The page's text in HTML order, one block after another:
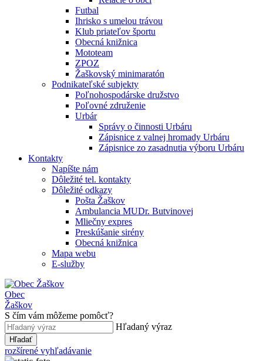
Futbal
Ihrisko s umelou trávou
Klub priateľov športu
Obecná knižnica
Mototeam
ZPOZ
Žaškovský minimaratón
Podnikateľské subjekty
Poľnohospodárske družstvo
Poľovné združenie
Urbár
Správy o činnosti Urbáru
Zápisnice z valnej hromady Urbáru
Zápisnice zo zasadnutia výboru Urbáru
Kontakty
Napíšte nám
Dôležité tel. kontakty
Dôležité odkazy
Pošta Žaškov
Ambulancia MUDr. Butvinovej
Mliečny expres
Preskúšanie sirény
Obecná knižnica
Mapa webu
E-služby
Obec
Žaškov
S čím vám môžeme pomôcť?
Hľadaný výraz
Hľadať
rozšírené vyhľadávanie